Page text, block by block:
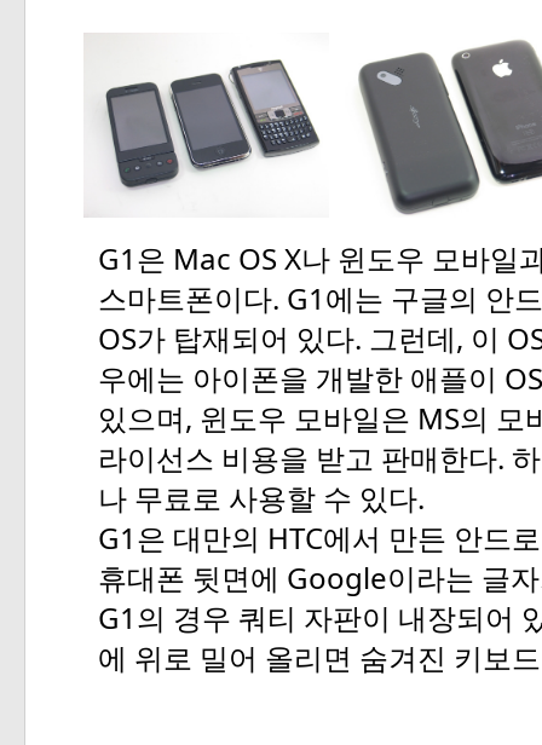
G1 은 Mac OS X나 윈도우 모바일
스마트폰이다. G1 에는 구글의 안
OS가 탑재되어 있다. 그런데 , 이
우에는 아이폰을 개발한 애플이 OS
있으며 , 윈도우 모바일은 MS의 모
라이선스 비용을 받고 판매한다.
나 무료로 사용할 수 있다.
G1 은 대만의 HTC에서 만든 안드
휴대폰 뒷면에 Google이라는 글
G1 의 경우 쿼티 자판이 내장되어
에
위로 밀어 올리면 숨겨진 키보드